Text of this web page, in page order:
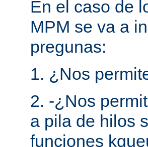
En el caso de
MPM se va a
pregunas:
1. ¿Nos
2. -¿Nos
a pila de hilos
funciones